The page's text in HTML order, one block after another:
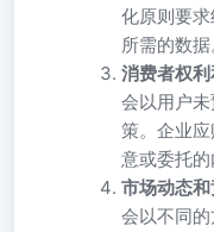
化原则要
所需的数据
消费者权
会以用户
策。企业
意或委托的
市场动态
会以不同